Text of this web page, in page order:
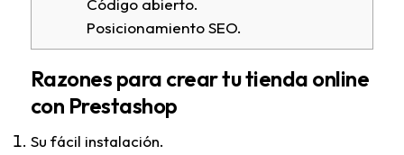
Código abierto.
Posicionamiento SEO.
Razones para crear tu tienda online
con Prestashop
Su fácil instalación.